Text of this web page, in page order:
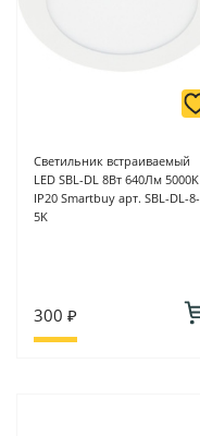
Светильник встраиваемый
LED SBL-DL 8Вт 640Лм 5000K
IP20 Smartbuy арт. SBL-DL-8-
5K
300 ₽